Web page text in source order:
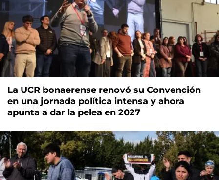
La UCR bonaerense renovó su Convención
en una jornada política intensa y ahora
apunta a dar la pelea en 2027